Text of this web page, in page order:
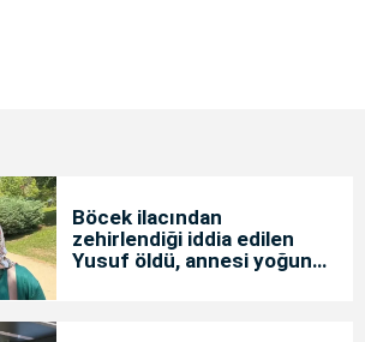
Böcek ilacından
zehirlendiği iddia edilen
Yusuf öldü, annesi yoğun